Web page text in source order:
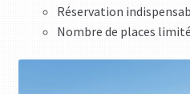
Réservation
Nombre de places limité